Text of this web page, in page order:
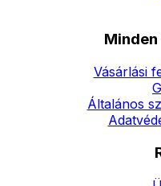
Vásárlási
Általános